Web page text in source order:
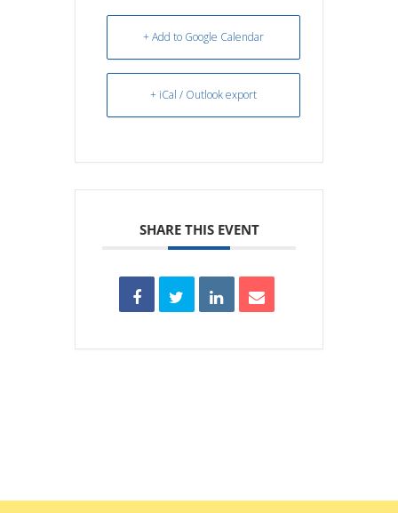
+ Add to Google Calendar
+ iCal / Outlook export
SHARE THIS EVENT